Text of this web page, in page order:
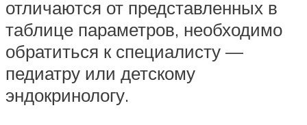
отличаются от представленных в
таблице параметров, необходимо
обратиться к специалисту —
педиатру или детскому
эндокринологу.